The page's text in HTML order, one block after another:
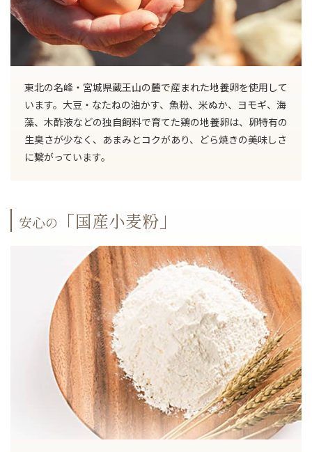
東北の名峰・宮城県蔵王山の麓で産まれた地養卵を使用して
います。大豆・なたねの油かす、魚粉、米ぬか、ヨモギ、海
藻、木酢液などの独自飼料で育てた鶏の地養卵は、卵特有の
生臭さが少なく、あまみとコクがあり、どら焼きの美味しさ
に繋がっています。
安心の 「国産小麦粉」